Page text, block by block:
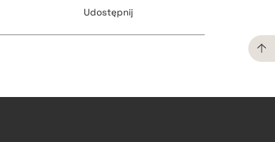
pobierz cytat
Udostępnij